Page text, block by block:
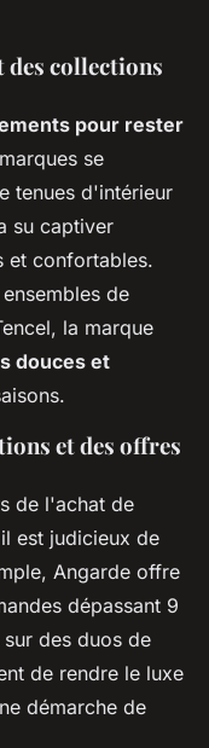
des collections
pour rester
se
tenues d'intérieur
su captiver
et confortables.
de
la marque
douces et
et des offres
de l'achat de
est judicieux de
Angarde offre
dépassant 9
des duos de
de rendre le luxe
démarche de